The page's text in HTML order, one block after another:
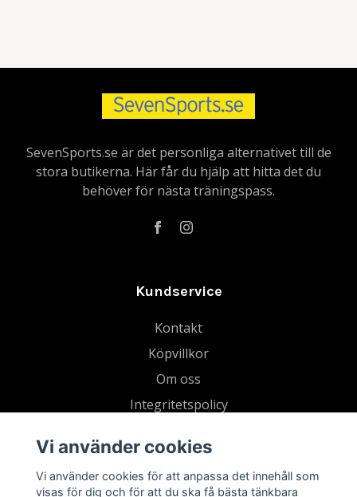
SevenSports.se är det personliga alternativet till de
stora butikerna. Här får du hjälp att hitta det du
behöver för nästa träningspass.
Kundservice
Kontakt
Köpvillkor
Om oss
Integritetspolicy
Blogg
Tradera
Vi använder cookies
Vi använder cookies för att anpassa det innehåll som
visas för dig och för att du ska få bästa tänkbara